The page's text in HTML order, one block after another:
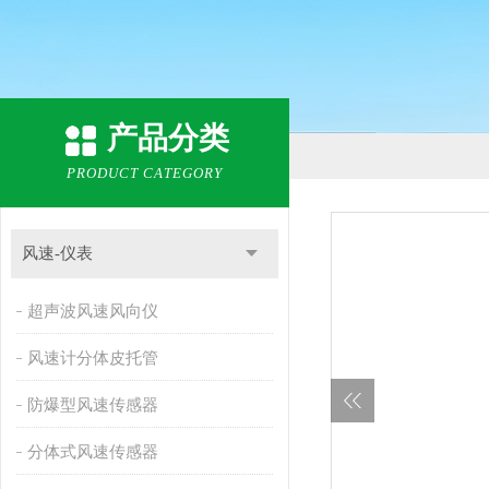
产品分类
PRODUCT CATEGORY
风速-仪表
超声波风速风向仪
风速计分体皮托管
防爆型风速传感器
分体式风速传感器